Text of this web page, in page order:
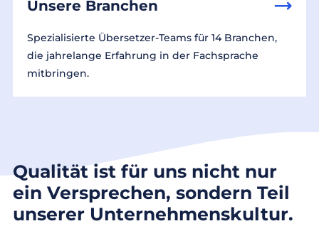
Unsere Branchen
Spezialisierte Übersetzer-Teams für 14 Branchen,
die jahrelange Erfahrung in der Fachsprache
mitbringen.
Qualität ist für uns nicht nur
ein Versprechen, sondern Teil
unserer Unternehmenskultur.